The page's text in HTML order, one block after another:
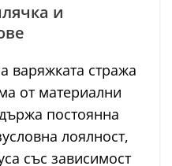
и
варяжката стража
от материални
постоянна
лоялност,
със зависимост